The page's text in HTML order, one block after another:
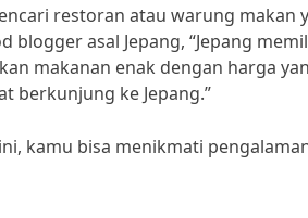
restoran atau warung makan
asal Jepang, “Jepang
makanan enak dengan harga
berkunjung ke Jepang.”
kamu bisa menikmati